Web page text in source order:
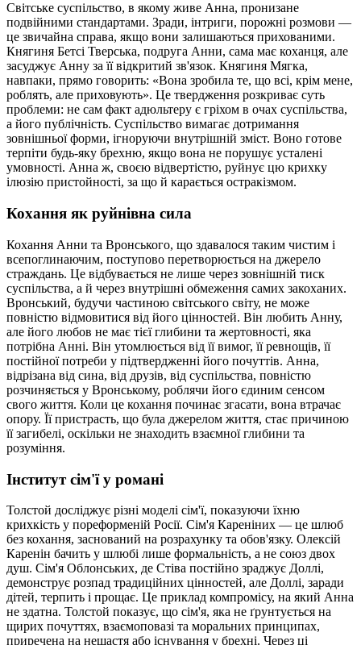
Світське суспільство, в якому живе Анна, пронизане
подвійними стандартами. Зради, інтриги, порожні розмови —
це звичайна справа, якщо вони залишаються прихованими.
Княгиня Бетсі Тверська, подруга Анни, сама має коханця, але
засуджує Анну за її відкритий зв'язок. Княгиня Мягка,
навпаки, прямо говорить: «Вона зробила те, що всі, крім мене,
роблять, але приховують». Це твердження розкриває суть
проблеми: не сам факт адюльтеру є гріхом в очах суспільства,
а його публічність. Суспільство вимагає дотримання
зовнішньої форми, ігноруючи внутрішній зміст. Воно готове
терпіти будь-яку брехню, якщо вона не порушує усталені
умовності. Анна ж, своєю відвертістю, руйнує цю крихку
ілюзію пристойності, за що й карається остракізмом.
Кохання як руйнівна сила
Кохання Анни та Вронського, що здавалося таким чистим і
всепоглинаючим, поступово перетворюється на джерело
страждань. Це відбувається не лише через зовнішній тиск
суспільства, а й через внутрішні обмеження самих закоханих.
Вронський, будучи частиною світського світу, не може
повністю відмовитися від його цінностей. Він любить Анну,
але його любов не має тієї глибини та жертовності, яка
потрібна Анні. Він утомлюється від її вимог, її ревнощів, її
постійної потреби у підтвердженні його почуттів. Анна,
відрізана від сина, від друзів, від суспільства, повністю
розчиняється у Вронському, роблячи його єдиним сенсом
свого життя. Коли це кохання починає згасати, вона втрачає
опору. Її пристрасть, що була джерелом життя, стає причиною
її загибелі, оскільки не знаходить взаємної глибини та
розуміння.
Інститут сім'ї у романі
Толстой досліджує різні моделі сім'ї, показуючи їхню
крихкість у пореформеній Росії. Сім'я Кареніних — це шлюб
без кохання, заснований на розрахунку та обов'язку. Олексій
Каренін бачить у шлюбі лише формальність, а не союз двох
душ. Сім'я Облонських, де Стіва постійно зраджує Доллі,
демонструє розпад традиційних цінностей, але Доллі, заради
дітей, терпить і прощає. Це приклад компромісу, на який Анна
не здатна. Толстой показує, що сім'я, яка не ґрунтується на
щирих почуттях, взаємоповазі та моральних принципах,
приречена на нещастя або існування у брехні. Через ці